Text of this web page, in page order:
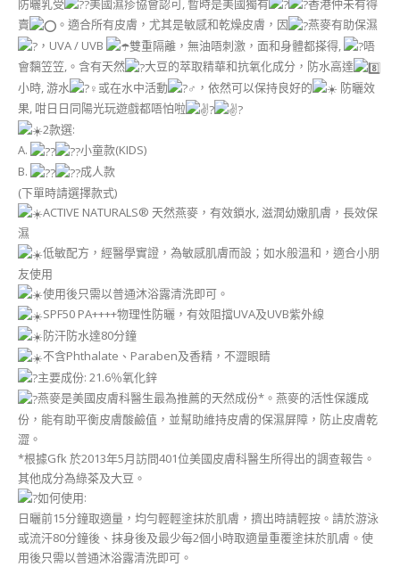
防曬乳受
美國濕疹協會認可, 暫時是美國獨有
香港仲未有得
賣
。適合所有皮膚，尤其是敏感和乾燥皮膚，因
燕麥有助保濕
，UVA / UVB
雙重隔離，無油唔刺激，面和身體都搽得,
唔
會黐笠笠,。含有天然
大豆的萃取精華和抗氧化成分，防水高達
小時, 游水
或在水中活動 ，依然可以保持良好的
防曬效
果, 咁日日同陽光玩遊戲都唔怕啦
2款選:
A.
小童款(KIDS)
B.
成人款
(下單時請選擇款式)
ACTIVE NATURALS® 天然燕麥，有效鎖水, 滋潤幼嫩肌膚，長效保
濕
低敏配方，經醫學實證，為敏感肌膚而設；如水般溫和，適合小朋
友使用
使用後只需以普通沐浴露清洗即可。
SPF50 PA++++物理性防曬，有效阻擋UVA及UVB紫外線
防汗防水達80分鐘
不含Phthalate、Paraben及香精，不澀眼睛
主要成份: 21.6％氧化鋅
燕麥是美國皮膚科醫生最為推薦的天然成份*。燕麥的活性保護成
份，能有助平衡皮膚酸鹼值，並幫助維持皮膚的保濕屏障，防止皮膚乾
澀。
*根據Gfk 於2013年5月訪問401位美國皮膚科醫生所得出的調查報告。
其他成分為綠茶及大豆。
如何使用:
日曬前15分鐘取適量，均勻輕輕塗抹於肌膚，擠出時請輕按。請於游泳
或流汗80分鐘後、抹身後及最少每2個小時取適量重覆塗抹於肌膚。使
用後只需以普通沐浴露清洗即可。